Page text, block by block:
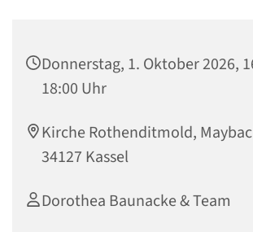
Donnerstag, 1. Oktober 2026,
18:00 Uhr
Kirche Rothenditmold,
34127 Kassel
Dorothea Baunacke & Team